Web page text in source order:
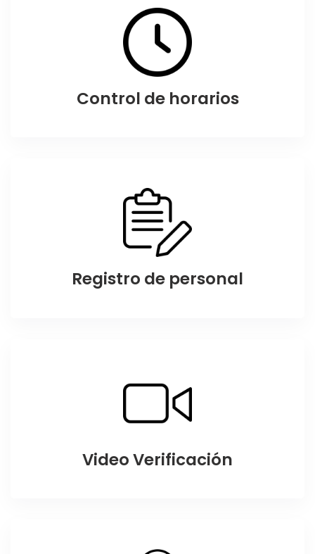
Control de horarios
Registro de personal
Video Verificación